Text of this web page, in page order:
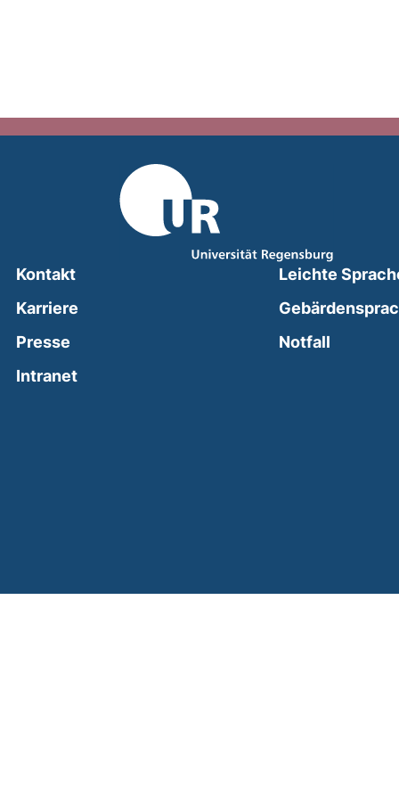
Kontakt
Karriere
Presse
Intranet(external link, opens in a new window)
Leichte
Notfall